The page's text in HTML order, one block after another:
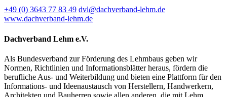
+49 (0) 3643 77 83 49 dvl@dachverband-lehm.de
www.dachverband-lehm.de
Dachverband Lehm e.V.
Als Bundesverband zur Förderung des Lehmbaus geben wir
Normen, Richtlinien und Informationsblätter heraus, fördern die
berufliche Aus- und Weiterbildung und bieten eine Plattform für den
Informations- und Ideenaustausch von Herstellern, Handwerkern,
Architekten und Bauherren sowie allen anderen, die mit Lehm